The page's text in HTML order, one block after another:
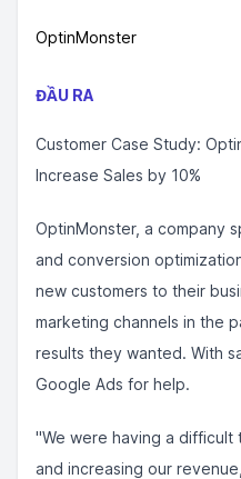
OptinMonster
ĐẦU RA
Customer Case Study:
Increase Sales by 10%
OptinMonster, a company
and conversion
new customers to their
marketing channels in the
results they wanted. With
Google Ads for help.
"We were having a difficult
and increasing our